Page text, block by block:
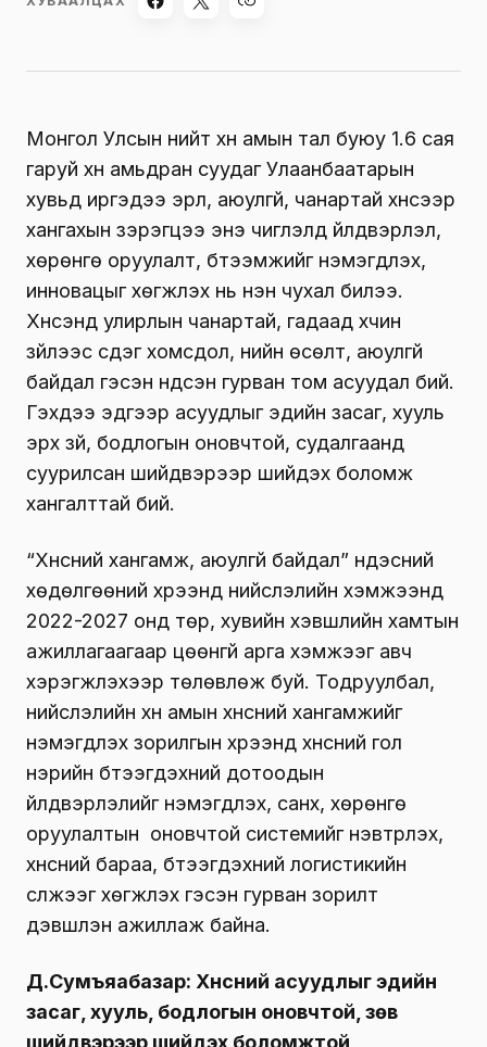
Монгол Улсын нийт хүн амын тал буюу 1.6 сая
гаруй хүн амьдран суудаг Улаанбаатарын
хувьд иргэдээ эрүүл, аюулгүй, чанартай хүнсээр
хангахын зэрэгцээ энэ чиглэлд үйлдвэрлэл,
хөрөнгө оруулалт, бүтээмжийг нэмэгдүүлэх,
инновацыг хөгжүүлэх нь нэн чухал билээ.
Хүнсэнд улирлын чанартай, гадаад хүчин
зүйлээс үүсдэг хомсдол, үнийн өсөлт, аюулгүй
байдал гэсэн үндсэн гурван том асуудал бий.
Гэхдээ эдгээр асуудлыг эдийн засаг, хууль
эрх зүй, бодлогын оновчтой, судалгаанд
суурилсан шийдвэрээр шийдэх боломж
хангалттай бий.
“Хүнсний хангамж, аюулгүй байдал” үндэсний
хөдөлгөөний хүрээнд нийслэлийн хэмжээнд
2022-2027 онд төр, хувийн хэвшлийн хамтын
ажиллагаагаар цөөнгүй арга хэмжээг авч
хэрэгжүүлэхээр төлөвлөж буй. Тодруулбал,
нийслэлийн хүн амын хүнсний хангамжийг
нэмэгдүүлэх зорилгын хүрээнд хүнсний гол
нэрийн бүтээгдэхүүний дотоодын
үйлдвэрлэлийг нэмэгдүүлэх, санхүү, хөрөнгө
оруулалтын оновчтой системийг нэвтрүүлэх,
хүнсний бараа, бүтээгдэхүүний логистикийн
сүлжээг хөгжүүлэх гэсэн гурван зорилт
дэвшүүлэн ажиллаж байна.
Д.Сумъяабазар: Хүнсний асуудлыг эдийн
засаг, хууль, бодлогын оновчтой, зөв
шийдвэрээр шийдэх боломжтой